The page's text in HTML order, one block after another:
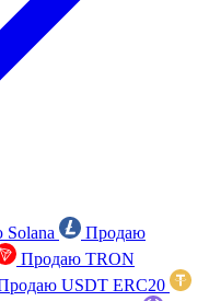
Продаю
Продаю TRON
USDT ERC20